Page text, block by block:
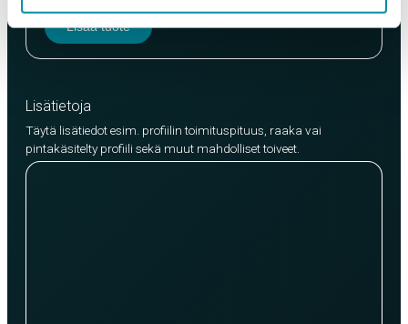
Lisää tuote
Lisätietoja
Täytä lisätiedot esim. profiilin toimituspituus, raaka vai
pintakäsitelty profiili sekä muut mahdolliset toiveet.